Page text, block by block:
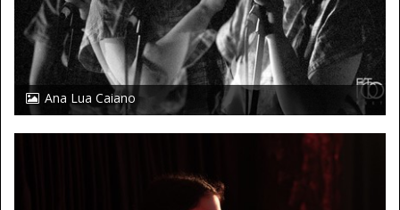
Ana Lua Caiano